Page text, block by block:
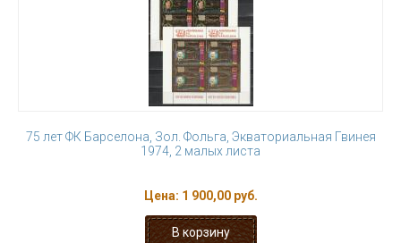
75 лет ФК Барселона, Зол. Фольга, Экваториальная Гвинея
1974, 2 малых листа
Цена: 1 900,00 руб.